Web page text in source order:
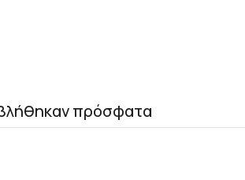
πρόσφατα